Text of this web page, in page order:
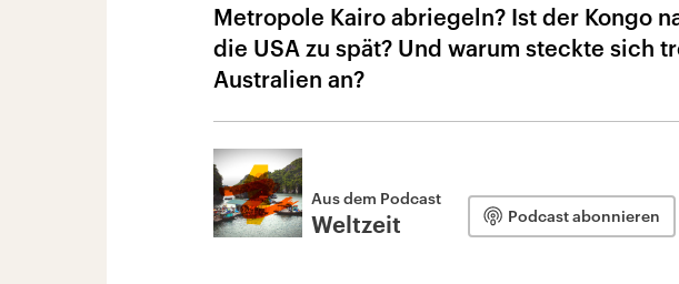
Metropole Kairo abriegeln? Ist der Kongo
die USA zu spät? Und warum steckte sich
Australien an?
Aus dem Podcast
Weltzeit Podcast abonnieren